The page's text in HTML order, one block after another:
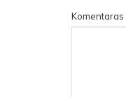
Komentaras